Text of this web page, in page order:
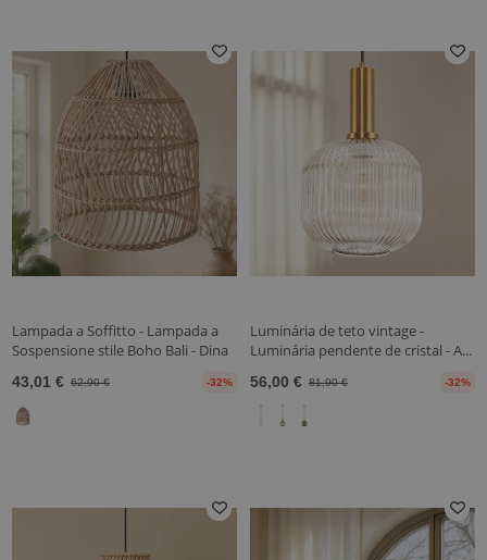
Lampada a Soffitto - Lampada a
Sospensione stile Boho Bali - Dina
43,01 € 62,90 € -32%
Luminária de teto vintage -
Luminária pendente de cristal - A...
56,00 € 81,90 € -32%